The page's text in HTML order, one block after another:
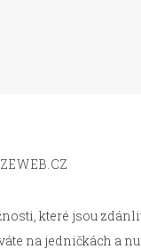
které jsou
na jedničkách a